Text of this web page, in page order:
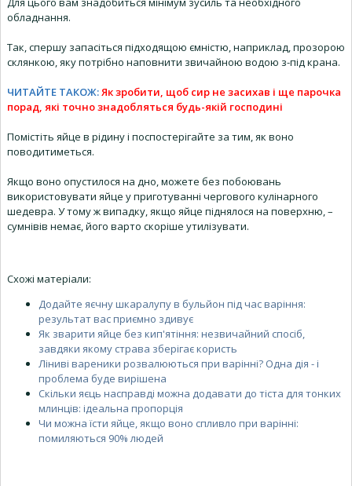
обладнання.
Так, спершу запасіться підходящою ємністю, наприклад, прозорою
склянкою, яку потрібно наповнити звичайною водою з-під крана.
ЧИТАЙТЕ ТАКОЖ:Як зробити, щоб сир не засихав і ще парочка
порад, які точно знадобляться будь-якій господині
Помістіть яйце в рідину і поспостерігайте за тим, як воно
поводитиметься.
Якщо воно опустилося на дно, можете без побоювань
використовувати яйце у ​​приготуванні чергового кулінарного
шедевра. У тому ж випадку, якщо яйце піднялося на поверхню, –
сумнівів немає, його варто скоріше утилізувати.
Схожі матеріали:
Додайте яєчну шкаралупу в бульйон під час варіння:
результат вас приємно здивує
Як зварити яйце без кип'ятіння: незвичайний спосіб,
завдяки якому страва зберігає користь
Ліниві вареники розвалюються при варінні? Одна дія - і
проблема буде вирішена
Скільки яєць насправді можна додавати до тіста для тонких
млинців: ідеальна пропорція
Чи можна їсти яйце, якщо воно спливло при варінні:
помиляються 90% людей